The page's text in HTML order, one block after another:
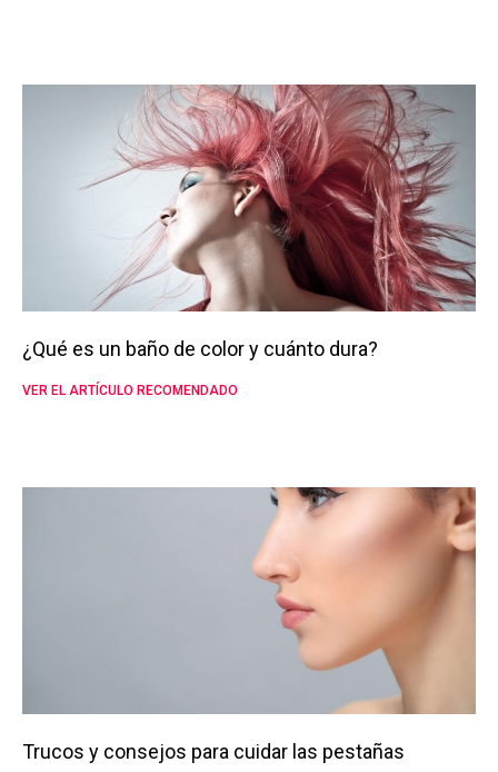
¿Qué es un baño de color y cuánto dura?
VER EL ARTÍCULO RECOMENDADO
Trucos y consejos para cuidar las pestañas